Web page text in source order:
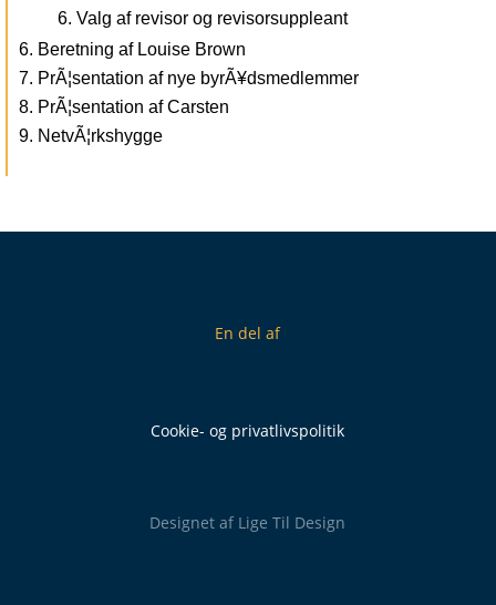
Valg af revisor og revisorsuppleant
Beretning af Louise Brown
PrÃ¦sentation af nye byrÃ¥dsmedlemmer
PrÃ¦sentation af Carsten
NetvÃ¦rkshygge
En del af
Cookie- og privatlivspolitik
Designet af Lige Til Design